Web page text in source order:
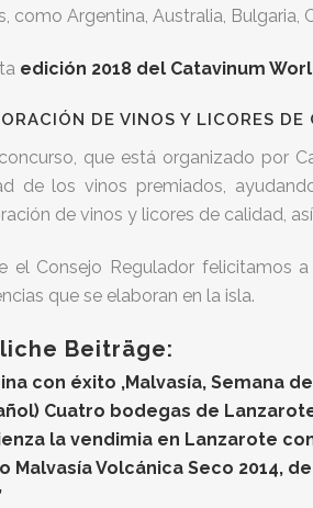
como Argentina, Australia, Bulgaria,
edición 2018 del Catavinum
DE VINOS Y LICORES DE
que está organizado por
de los vinos premiados,
de vinos y licores de calidad,
el Consejo Regulador felicitamos
que se elaboran en la isla.
Beiträge:
con éxito ‚Malvasía, Semana
Cuatro bodegas de
la vendimia en Lanzarote
Malvasía Volcánica Seco 2014,